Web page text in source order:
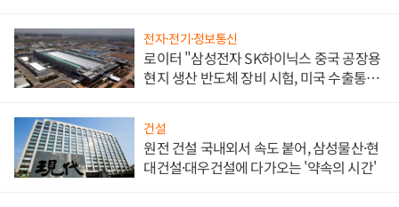
전자·전기·정보통신
로이터 "삼성전자 SK하이닉스 중국 공장용
현지 생산 반도체 장비 시험, 미국 수출통제
건설
원전 건설 국내외서 속도 붙어, 삼성물산·현
대건설·대우건설에 다가오는 '약속의 시간'